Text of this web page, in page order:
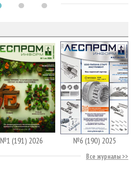
№1 (191) 2026 №6 (190) 2025
Все журналы